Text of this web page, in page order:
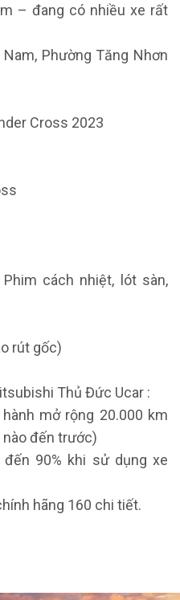
– đang có nhiều xe rất
Phường Tăng Nhơn
Cross 2023
cách nhiệt, lót sàn,
rút gốc)
Thủ Đức Ucar :
mở rộng 20.000 km
đến trước)
90% khi sử dụng xe
hãng 160 chi tiết.